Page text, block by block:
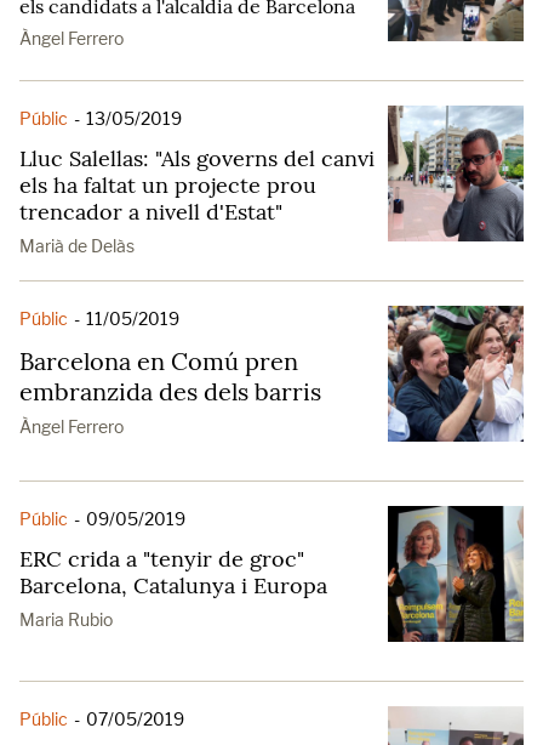
els candidats a l'alcaldia de Barcelona
Àngel Ferrero
Públic - 13/05/2019
Lluc Salellas: "Als governs del canvi
els ha faltat un projecte prou
trencador a nivell d'Estat"
Marià de Delàs
Públic - 11/05/2019
Barcelona en Comú pren
embranzida des dels barris
Àngel Ferrero
Públic - 09/05/2019
ERC crida a "tenyir de groc"
Barcelona, Catalunya i Europa
Maria Rubio
Públic - 07/05/2019